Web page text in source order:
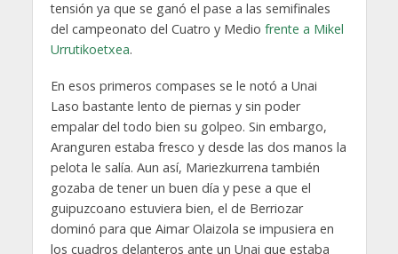
tensión ya que se ganó el pase a las semifinales
del campeonato del Cuatro y Medio frente a Mikel
Urrutikoetxea.
En esos primeros compases se le notó a Unai
Laso bastante lento de piernas y sin poder
empalar del todo bien su golpeo. Sin embargo,
Aranguren estaba fresco y desde las dos manos la
pelota le salía. Aun así, Mariezkurrena también
gozaba de tener un buen día y pese a que el
guipuzcoano estuviera bien, el de Berriozar
dominó para que Aimar Olaizola se impusiera en
los cuadros delanteros ante un Unai que estaba